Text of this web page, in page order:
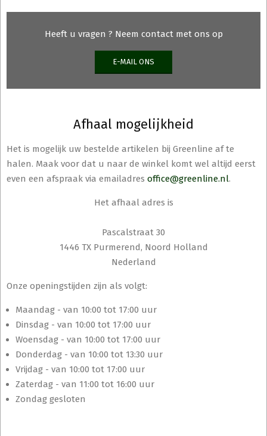
Heeft u vragen ? Neem contact met ons op
E-MAIL ONS
Afhaal mogelijkheid
Het is mogelijk uw bestelde artikelen bij Greenline af te
halen. Maak voor dat u naar de winkel komt wel altijd eerst
even een afspraak via emailadres office@greenline.nl.
Het afhaal adres is
Pascalstraat 30
1446 TX Purmerend, Noord Holland
Nederland
Onze openingstijden zijn als volgt:
Maandag - van 10:00 tot 17:00 uur
Dinsdag - van 10:00 tot 17:00 uur
Woensdag - van 10:00 tot 17:00 uur
Donderdag - van 10:00 tot 13:30 uur
Vrijdag - van 10:00 tot 17:00 uur
Zaterdag - van 11:00 tot 16:00 uur
Zondag gesloten